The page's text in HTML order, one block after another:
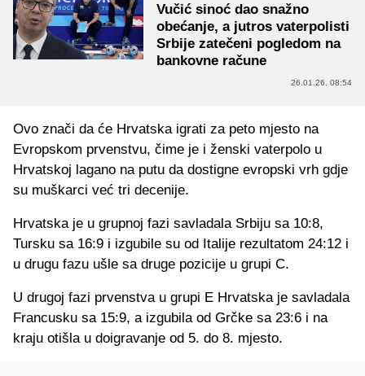
Vučić sinoć dao snažno
obećanje, a jutros vaterpolisti
Srbije zatečeni pogledom na
bankovne račune
26.01.26. 08:54
Ovo znači da će Hrvatska igrati za peto mjesto na
Evropskom prvenstvu, čime je i ženski vaterpolo u
Hrvatskoj lagano na putu da dostigne evropski vrh gdje
su muškarci već tri decenije.
Hrvatska je u grupnoj fazi savladala Srbiju sa 10:8,
Tursku sa 16:9 i izgubile su od Italije rezultatom 24:12 i
u drugu fazu ušle sa druge pozicije u grupi C.
U drugoj fazi prvenstva u grupi E Hrvatska je savladala
Francusku sa 15:9, a izgubila od Grčke sa 23:6 i na
kraju otišla u doigravanje od 5. do 8. mjesto.